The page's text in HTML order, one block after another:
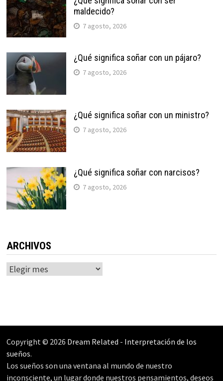
maldecido?
7 agosto, 2026
¿Qué significa soñar con un pájaro?
7 agosto, 2026
¿Qué significa soñar con un ministro?
7 agosto, 2026
¿Qué significa soñar con narcisos?
7 agosto, 2026
ARCHIVOS
Archivos
Copyright © 2026 Dream Related - Interpretación de los
sueños.
Los sueños son una ventana al mundo de nuestro
inconsciente, un lugar donde nuestros pensamientos, deseos